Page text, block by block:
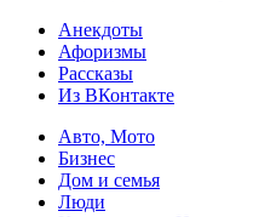
Анекдоты
Афоризмы
Рассказы
Из ВКонтакте
Авто, Мото
Бизнес
Дом и семья
Люди